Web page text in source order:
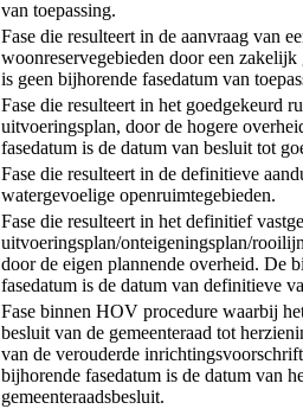
van toepassing.
Fase die resulteert in de aanvraag van
woonreservegebieden door een
is geen bijhorende fasedatum van
Fase die resulteert in het goedgekeurd
uitvoeringsplan, door de hogere
fasedatum is de datum van besluit tot
Fase die resulteert in de definitieve
watergevoelige openruimtegebieden.
Fase die resulteert in het definitief
uitvoeringsplan/onteigeningsplan/
door de eigen plannende overheid. De
fasedatum is de datum van definitieve
Fase binnen HOV procedure waarbij
besluit van de gemeenteraad tot
van de verouderde
bijhorende fasedatum is de datum van
gemeenteraadsbesluit.